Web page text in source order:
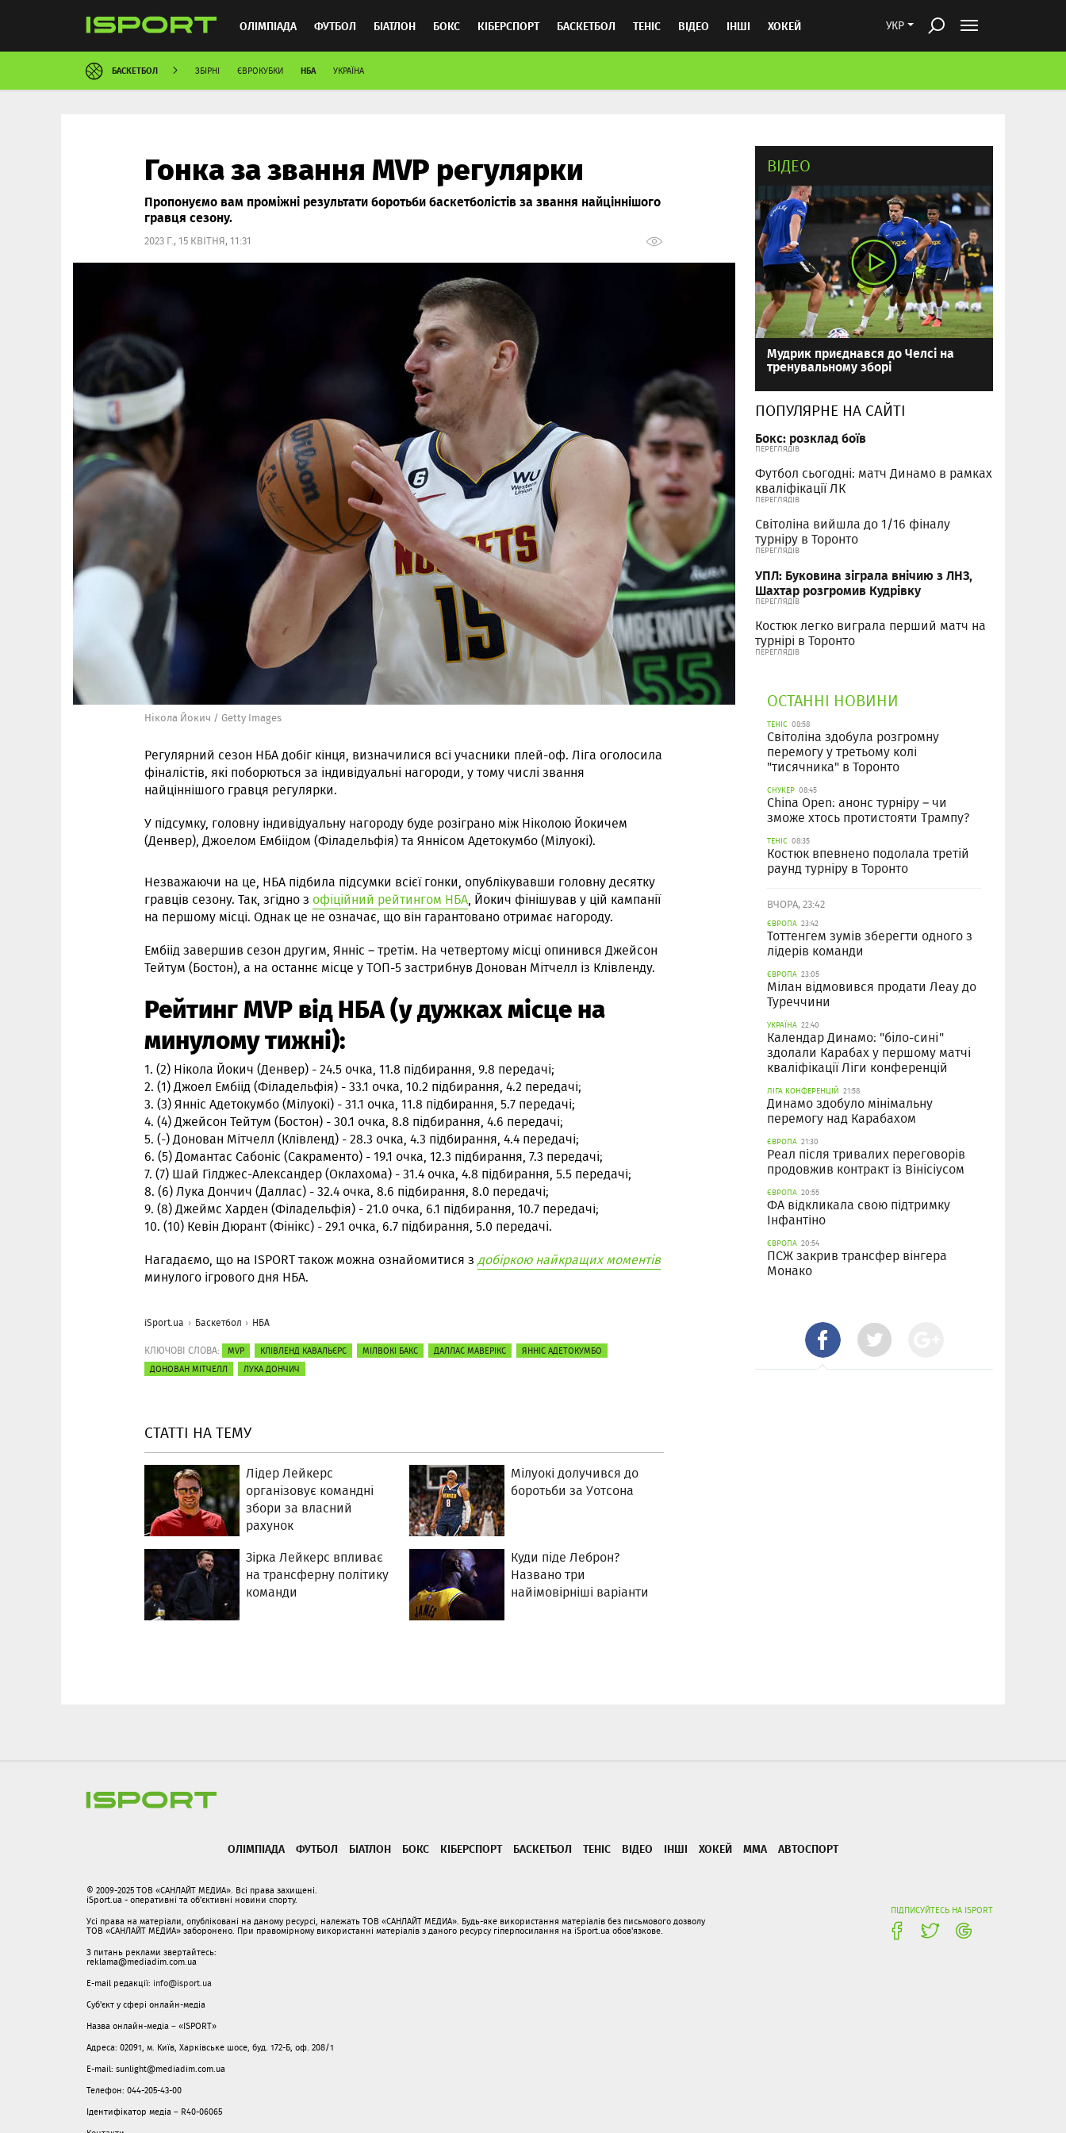
УКР
ОЛІМПІАДА ФУТБОЛ БІАТЛОН БОКС КІБЕРСПОРТ БАСКЕТБОЛ ТЕНІС ВІДЕО ІНШІ ХОКЕЙ
ММА АВТОСПОРТ
БАСКЕТБОЛ ЗБІРНІ ЄВРОКУБКИ НБА УКРАЇНА
Гонка за звання MVP регулярки
Пропонуємо вам проміжні результати боротьби баскетболістів за звання найціннішого
гравця сезону.
2023 Г., 15 КВІТНЯ, 11:31
Нікола Йокич / Getty Images
Регулярний сезон НБА добіг кінця, визначилися всі учасники плей-оф. Ліга оголосила
фіналістів, які поборються за індивідуальні нагороди, у тому числі звання
найціннішого гравця регулярки.
У підсумку, головну індивідуальну нагороду буде розіграно між Ніколою Йокичем
(Денвер), Джоелом Ембіідом (Філадельфія) та Яннісом Адетокумбо (Мілуокі).
Незважаючи на це, НБА підбила підсумки всієї гонки, опублікувавши головну десятку
гравців сезону. Так, згідно з офіційний рейтингом НБА, Йокич фінішував у цій кампанії
на першому місці. Однак це не означає, що він гарантовано отримає нагороду.
Ембіід завершив сезон другим, Янніс – третім. На четвертому місці опинився Джейсон
Тейтум (Бостон), а на останнє місце у ТОП-5 застрибнув Донован Мітчелл із Клівленду.
Рейтинг MVP від НБА (у дужках місце на
минулому тижні):
1. (2) Нікола Йокич (Денвер) - 24.5 очка, 11.8 підбирання, 9.8 передачі;
2. (1) Джоел Ембіід (Філадельфія) - 33.1 очка, 10.2 підбирання, 4.2 передачі;
3. (3) Янніс Адетокумбо (Мілуокі) - 31.1 очка, 11.8 підбирання, 5.7 передачі;
4. (4) Джейсон Тейтум (Бостон) - 30.1 очка, 8.8 підбирання, 4.6 передачі;
5. (-) Донован Мітчелл (Клівленд) - 28.3 очка, 4.3 підбирання, 4.4 передачі;
6. (5) Домантас Сабоніс (Сакраменто) - 19.1 очка, 12.3 підбирання, 7.3 передачі;
7. (7) Шай Гілджес-Александер (Оклахома) - 31.4 очка, 4.8 підбирання, 5.5 передачі;
8. (6) Лука Дончич (Даллас) - 32.4 очка, 8.6 підбирання, 8.0 передачі;
9. (8) Джеймс Харден (Філадельфія) - 21.0 очка, 6.1 підбирання, 10.7 передачі;
10. (10) Кевін Дюрант (Фінікс) - 29.1 очка, 6.7 підбирання, 5.0 передачі.
Нагадаємо, що на ISPORT також можна ознайомитися здобіркою найкращих моментів
минулого ігрового дня НБА.
iSport.ua Баскетбол НБА
КЛЮЧОВІ СЛОВА: MVP КЛІВЛЕНД КАВАЛЬЄРС МІЛВОКІ БАКС ДАЛЛАС МАВЕРІКС
ЯННІС АДЕТОКУМБО
ДОНОВАН МІТЧЕЛЛ
ЛУКА ДОНЧИЧ
СТАТТІ НА ТЕМУ
Лідер Лейкерс
організовує командні
збори за власний
рахунок
Мілуокі долучився до
боротьби за Уотсона
Зірка Лейкерс впливає
на трансферну політику
команди
Куди піде Леброн?
Названо три
найімовірніші варіанти
ВІДЕО
Мудрик приєднався до Челсі на
тренувальному зборі
ПОПУЛЯРНЕ НА САЙТІ
Бокс: розклад боїв
ПЕРЕГЛЯДІВ
Футбол сьогодні: матч Динамо в рамках
кваліфікації ЛК
ПЕРЕГЛЯДІВ
Світоліна вийшла до 1/16 фіналу
турніру в Торонто
ПЕРЕГЛЯДІВ
УПЛ: Буковина зіграла внічию з ЛНЗ,
Шахтар розгромив Кудрівку
ПЕРЕГЛЯДІВ
Костюк легко виграла перший матч на
турнірі в Торонто
ПЕРЕГЛЯДІВ
ОСТАННІ НОВИНИ
ТЕНІС 08:58
Світоліна здобула розгромну
перемогу у третьому колі
"тисячника" в Торонто
СНУКЕР 08:45
China Open: анонс турніру – чи
зможе хтось протистояти Трампу?
ТЕНІС 08:35
Костюк впевнено подолала третій
раунд турніру в Торонто
ВЧОРА, 23:42
ЄВРОПА 23:42
Тоттенгем зумів зберегти одного з
лідерів команди
ЄВРОПА 23:05
Мілан відмовився продати Леау до
Туреччини
УКРАЇНА 22:40
Календар Динамо: "біло-сині"
здолали Карабах у першому матчі
кваліфікації Ліги конференцій
ЛІГА КОНФЕРЕНЦІЙ 21:58
Динамо здобуло мінімальну
перемогу над Карабахом
ЄВРОПА 21:30
Реал після тривалих переговорів
продовжив контракт із Вінісіусом
ЄВРОПА 20:55
ФА відкликала свою підтримку
Інфантіно
ЄВРОПА 20:54
ПСЖ закрив трансфер вінгера
Монако
ОЛІМПІАДА ФУТБОЛ БІАТЛОН БОКС КІБЕРСПОРТ БАСКЕТБОЛ ТЕНІС ВІДЕО ІНШІ ХОКЕЙ ММА АВТОСПОРТ
ПІДПИСУЙТЕСЬ НА ISPORT
© 2009-2025 ТОВ «САНЛАЙТ МЕДИА». Всі права захищені.
iSport.ua - оперативні та об'єктивні новини спорту.
Усі права на матеріали, опубліковані на даному ресурсі, належать ТОВ «САНЛАЙТ МЕДИА». Будь-яке використання матеріалів без письмового дозволу
ТОВ «САНЛАЙТ МЕДИА» заборонено. При правомірному використанні матеріалів з даного ресурсу гіперпосилання на iSport.ua обов'язкове.
З питань реклами звертайтесь:
reklama@mediadim.com.ua
E-mail редакції: info@isport.ua
Суб'єкт у сфері онлайн-медіа
Назва онлайн-медіа – «ISPORT»
Адреса: 02091, м. Київ, Харківське шосе, буд. 172-Б, оф. 208/1
E-mail: sunlight@mediadim.com.ua
Телефон: 044-205-43-00
Ідентифікатор медіа – R40-06065